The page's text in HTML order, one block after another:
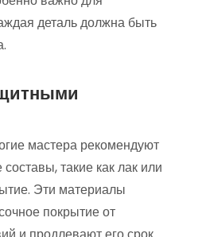
деталь должна быть
мастера рекомендуют
такие как лак или
Эти материалы
покрытие от